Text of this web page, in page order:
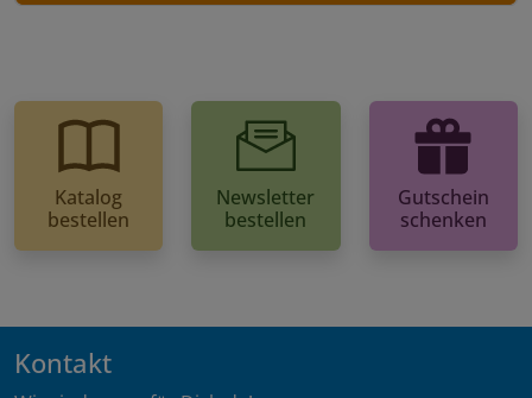
Katalog
bestellen
Newsletter
bestellen
Gutschein
schenken
Kontakt